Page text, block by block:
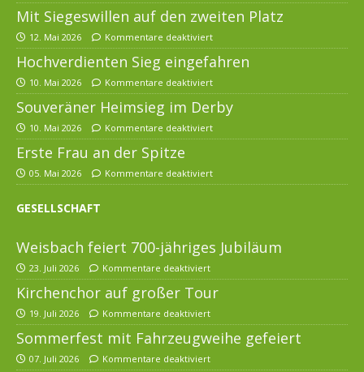
Mit Siegeswillen auf den zweiten Platz
12. Mai 2026 Kommentare deaktiviert
Hochverdienten Sieg eingefahren
10. Mai 2026 Kommentare deaktiviert
Souveräner Heimsieg im Derby
10. Mai 2026 Kommentare deaktiviert
Erste Frau an der Spitze
05. Mai 2026 Kommentare deaktiviert
GESELLSCHAFT
Weisbach feiert 700-jähriges Jubiläum
23. Juli 2026 Kommentare deaktiviert
Kirchenchor auf großer Tour
19. Juli 2026 Kommentare deaktiviert
Sommerfest mit Fahrzeugweihe gefeiert
07. Juli 2026 Kommentare deaktiviert